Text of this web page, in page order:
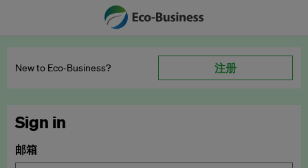
New to Eco‑Business? 注册
Sign in
邮箱